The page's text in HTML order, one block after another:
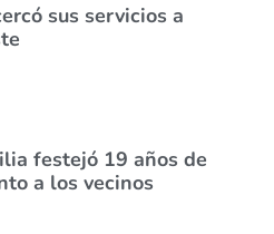
sus servicios a
festejó 19 años de
a los vecinos